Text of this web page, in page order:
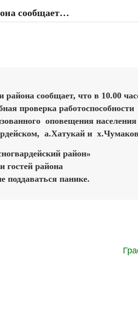
сообщает…
сообщает, что в 10.00
проверка работоспособности
оповещения населения
а.Хатукай и
район»
гостей района
поддаваться панике.